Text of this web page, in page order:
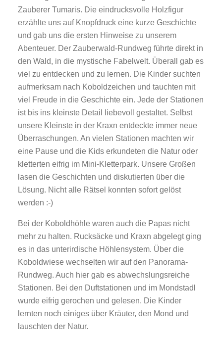
Zauberer Tumaris. Die eindrucksvolle Holzfigur
erzählte uns auf Knopfdruck eine kurze Geschichte
und gab uns die ersten Hinweise zu unserem
Abenteuer. Der Zauberwald-Rundweg führte direkt in
den Wald, in die mystische Fabelwelt. Überall gab es
viel zu entdecken und zu lernen. Die Kinder suchten
aufmerksam nach Koboldzeichen und tauchten mit
viel Freude in die Geschichte ein. Jede der Stationen
ist bis ins kleinste Detail liebevoll gestaltet. Selbst
unsere Kleinste in der Kraxn entdeckte immer neue
Überraschungen. An vielen Stationen machten wir
eine Pause und die Kids erkundeten die Natur oder
kletterten eifrig im Mini-Kletterpark. Unsere Großen
lasen die Geschichten und diskutierten über die
Lösung. Nicht alle Rätsel konnten sofort gelöst
werden :-)
Bei der Koboldhöhle waren auch die Papas nicht
mehr zu halten. Rucksäcke und Kraxn abgelegt ging
es in das unterirdische Höhlensystem. Über die
Koboldwiese wechselten wir auf den Panorama-
Rundweg. Auch hier gab es abwechslungsreiche
Stationen. Bei den Duftstationen und im Mondstadl
wurde eifrig gerochen und gelesen. Die Kinder
lernten noch einiges über Kräuter, den Mond und
lauschten der Natur.